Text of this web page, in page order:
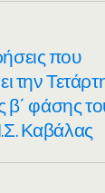
που
την
β΄ φάσης
Καβάλας